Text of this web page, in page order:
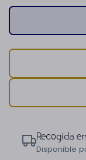
Recogida
Disponible